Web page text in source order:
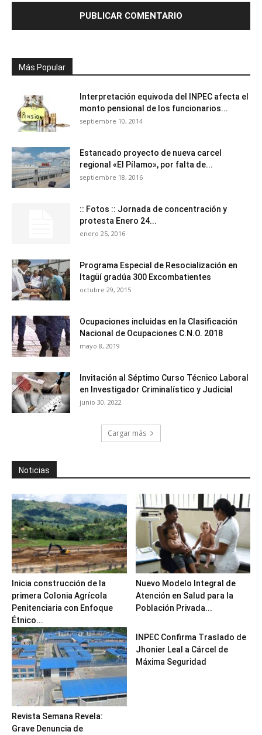
Más Popular
Interpretación equivoda del INPEC afecta el
monto pensional de los funcionarios...
septiembre 10, 2014
Estancado proyecto de nueva carcel
regional «El Pílamo», por falta de...
septiembre 18, 2016
:: Fotos :: Jornada de concentración y
protesta Enero 24...
enero 25, 2016
Programa Especial de Resocialización en
Itagüí gradúa 300 Excombatientes
octubre 29, 2015
Ocupaciones incluidas en la Clasificación
Nacional de Ocupaciones C.N.O. 2018
mayo 8, 2019
Invitación al Séptimo Curso Técnico Laboral
en Investigador Criminalístico y Judicial
junio 30, 2022
Cargar más
Noticias
Inicia construcción de la
primera Colonia Agrícola
Penitenciaria con Enfoque
Étnico...
Nuevo Modelo Integral de
Atención en Salud para la
Población Privada...
Revista Semana Revela:
Grave Denuncia de
INPEC Confirma Traslado de
Jhonier Leal a Cárcel de
Máxima Seguridad